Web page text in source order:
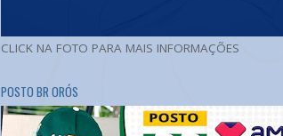
CLICK NA FOTO PARA MAIS INFORMAÇÕES
POSTO BR ORÓS